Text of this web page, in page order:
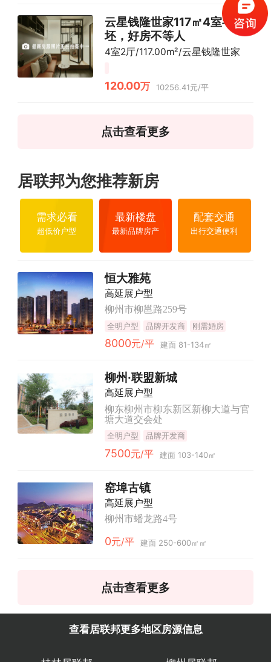
云星钱隆世家117㎡4室毛
坯，好房不等人
4室2厅/117.00m²/云星钱隆世家
120.00万 10256.41元/平
点击查看更多
居联邦为您推荐新房
需求必看
超低价户型
最新楼盘
最新品牌房产
配套交通
出行交通便利
恒大雅苑
高延展户型
柳州市柳邕路259号
全明户型 品牌开发商 刚需婚房
8000元/平 建面 81-134㎡
柳州·联盟新城
高延展户型
柳东柳州市柳东新区新柳大道与官
塘大道交会处
全明户型 品牌开发商
7500元/平 建面 103-140㎡
窑埠古镇
高延展户型
柳州市蟠龙路4号
0元/平 建面 250-600㎡㎡
点击查看更多
查看居联邦更多地区房源信息